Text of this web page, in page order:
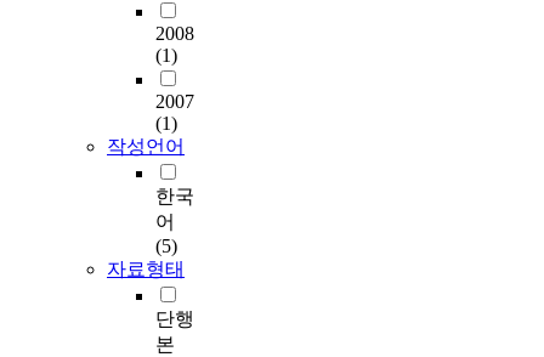
2008
(1)
2007
(1)
작성언어
한국
어
(5)
자료형태
단행
본